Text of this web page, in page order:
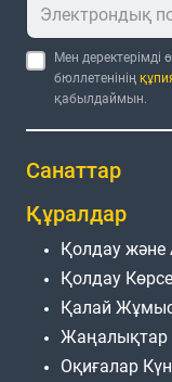
Мен деректерімді
бюллетенінің
қабылдаймын.
Санаттар
Құралдар
Қолдау
Қолдау
Қалай Жұмыс
Жаңалықтар
Оқиғалар